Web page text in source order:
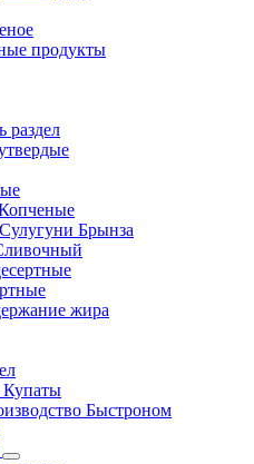
продукты
раздел
Брынза
жира
Быстроном